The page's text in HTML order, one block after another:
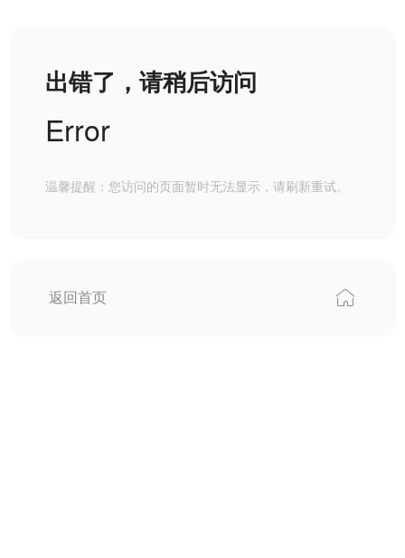
出错了，请稍后访问
Error
温馨提醒：您访问的页面暂时无法显示，请刷新重试。
返回首页